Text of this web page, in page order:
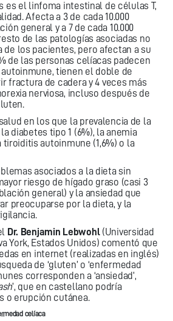
es el linfoma intestinal de células T,
Afecta a 3 de cada 10.000
general y a 7 de cada 10.000
de las patologías asociadas no
de los pacientes, pero afectan a su
de las personas celíacas padecen
tienen el doble de
fractura de cadera y 4 veces más
nerviosa, incluso después de
en los que la prevalencia de la
la diabetes tipo 1 (6%), la anemia
tiroiditis autoinmune (1,6%) o la
asociados a la dieta sin
riesgo de hígado graso (casi 3
general) y la ansiedad que
preocuparse por la dieta, y la
Dr. Benjamin Lebwohl(Universidad
York, Estados Unidos) comentó que
en internet (realizadas en inglés)
de ‘gluten’ o ‘enfermedad
corresponden a ‘ansiedad’,
’, que en castellano podría
o erupción cutánea.
celíaca